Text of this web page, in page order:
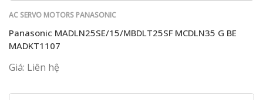
AC SERVO MOTORS PANASONIC
Panasonic MADLN25SE/15/MBDLT25SF MCDLN35 G BE
MADKT1107
Giá: Liên hệ